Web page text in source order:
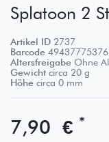
Splatoon 2
Artikel ID 2737
Barcode
Altersfreigabe Ohne
Gewicht circa 20 g
Höhe circa 0 mm
7,90 € *